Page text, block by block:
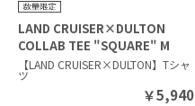
LAND CRUISER×DULTON
COLLAB TEE "SQUARE" M
SILVER GRAY
【LAND CRUISER×DULTON】Tシャ
ツ
￥5,940